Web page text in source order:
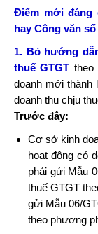
Điểm mới đáng
hay Công văn số
1. Bỏ hướng
thuế GTGT
doanh mới thành
doanh thu chịu
Trước đây:
Cơ sở kinh
hoạt động có
phải gửi Mẫu
thuế GTGT
gửi Mẫu 06/
theo phương